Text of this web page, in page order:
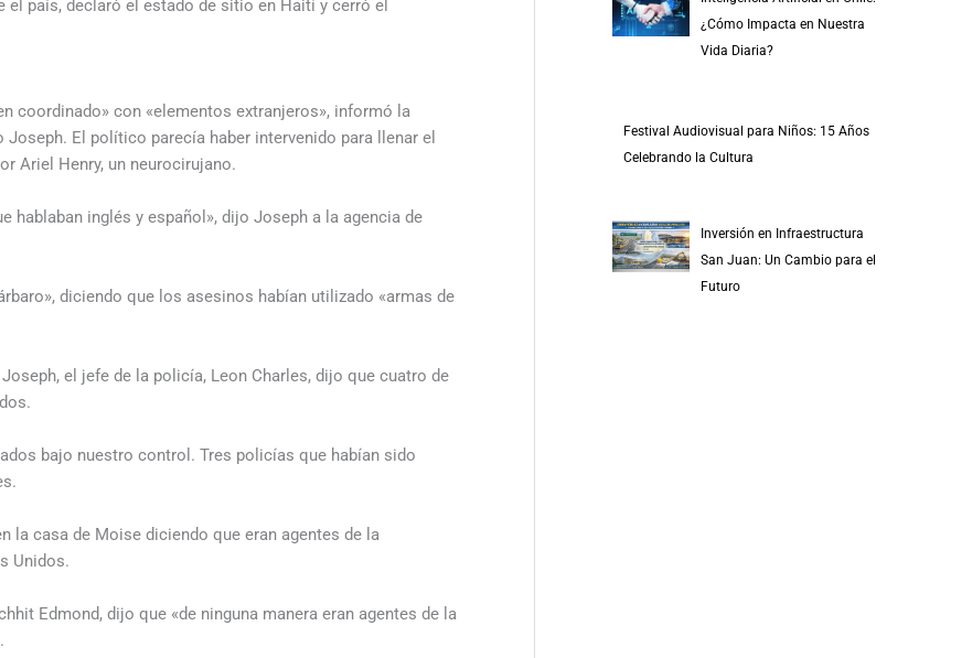
país, declaró el estado de sitio en Haití y cerró el
coordinado» con «elementos extranjeros», informó la
El político parecía haber intervenido para llenar el
Ariel Henry, un neurocirujano.
hablaban inglés y español», dijo Joseph a la agencia de
diciendo que los asesinos habían utilizado «armas de
el jefe de la policía, Leon Charles, dijo que cuatro de
bajo nuestro control. Tres policías que habían sido
la casa de Moise diciendo que eran agentes de la
Unidos.
Edmond, dijo que «de ninguna manera eran agentes de la
¿Cómo Impacta en Nuestra
Vida Diaria?
Festival Audiovisual para Niños: 15 Años
Celebrando la Cultura
Inversión en Infraestructura
San Juan: Un Cambio para el
Futuro